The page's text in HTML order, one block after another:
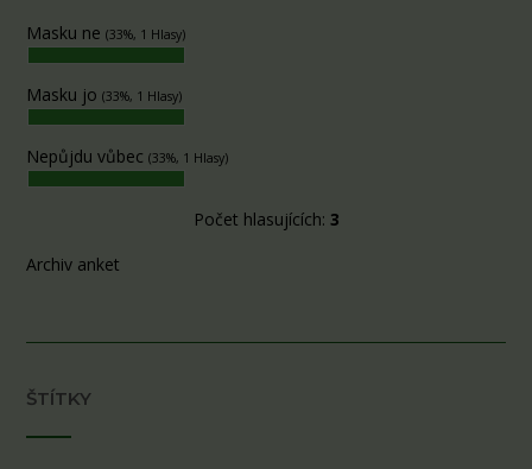
Masku ne (33%, 1 Hlasy)
Masku jo (33%, 1 Hlasy)
Nepůjdu vůbec (33%, 1 Hlasy)
Počet hlasujících: 3
Archiv anket
ŠTÍTKY